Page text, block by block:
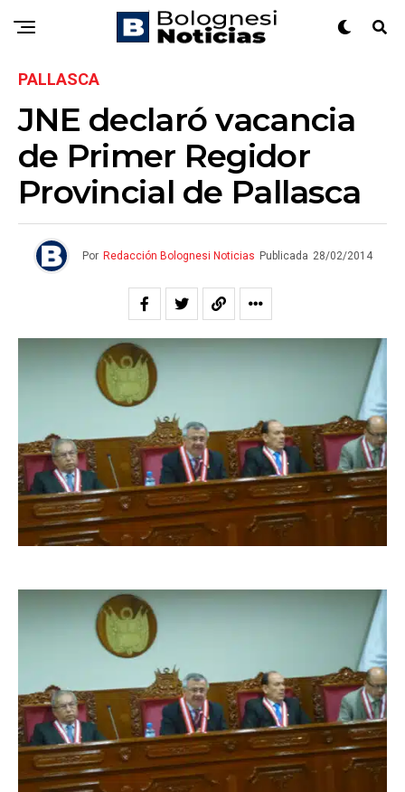
PALLASCA
JNE declaró vacancia
de Primer Regidor
Provincial de Pallasca
Por Redacción Bolognesi Noticias Publicada 28/02/2014